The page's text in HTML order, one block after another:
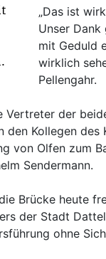
Das ist
Unser Dank
mit Geduld
wirklich
Pellengahr.
der
Kollegen
von Olfen zum
Sendermann.
Brücke heute
der Stadt
ohne